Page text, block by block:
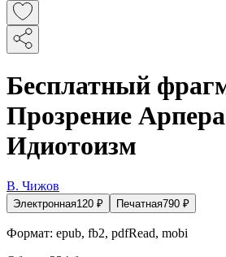
Бесплатный
Прозрение
Идиотоизм
В. Чижов
Электронная120 ₽ Печатная790 ₽
Формат: epub, fb2, pdfRead, mobi